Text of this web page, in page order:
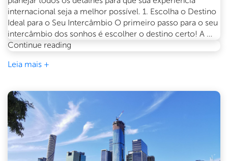
internacional seja a melhor possível. 1. Escolha o Destino
Ideal para o Seu Intercâmbio O primeiro passo para o seu
intercâmbio dos sonhos é escolher o destino certo! A …
Continue reading
seu
intercâmbio
em
2025
Leia mais +